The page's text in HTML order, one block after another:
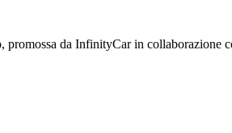
promossa da InfinityCar in collaborazione